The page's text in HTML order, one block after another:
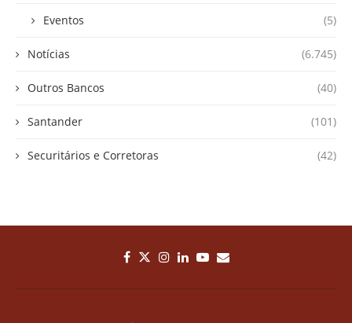
Eventos (5)
Notícias (6.745)
Outros Bancos (40)
Santander (101)
Securitários e Corretoras (42)